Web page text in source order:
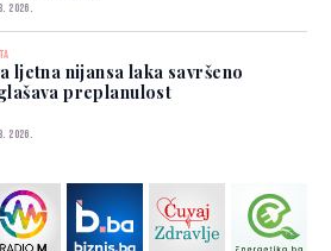
2026.
ljetna nijansa laka savršeno
preplanulost
2026.